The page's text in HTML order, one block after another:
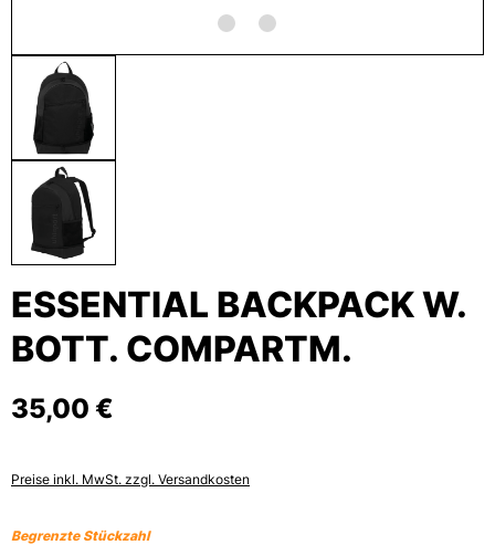
ESSENTIAL BACKPACK W.
BOTT. COMPARTM.
35,00 €
Preise inkl. MwSt. zzgl. Versandkosten
Begrenzte Stückzahl